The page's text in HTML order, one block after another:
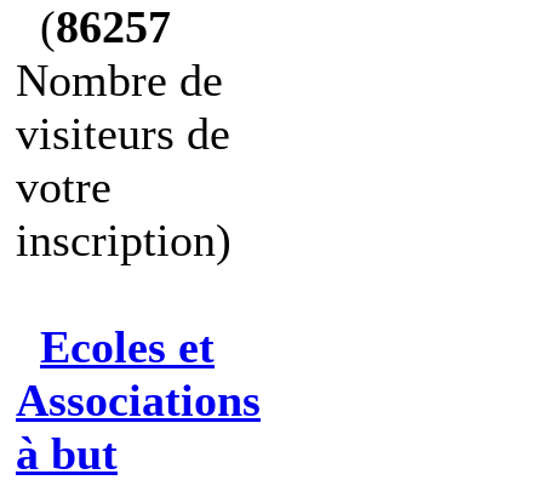
(86257
Nombre de
visiteurs de
votre
inscription)
Ecoles et
Associations
à but